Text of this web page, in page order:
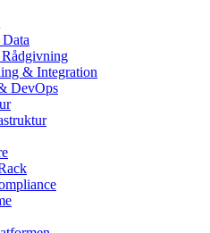
& Integration
DevOps